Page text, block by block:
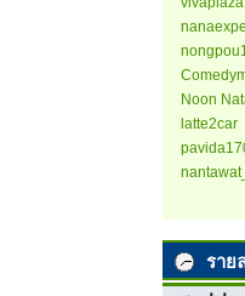
Noon
latte2car
ราย